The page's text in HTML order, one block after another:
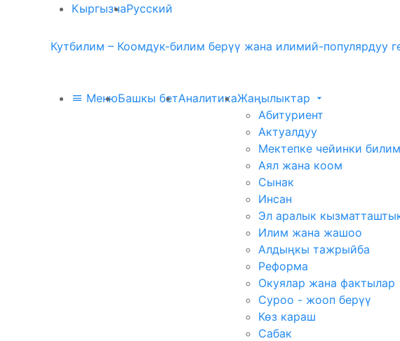
КыргызчаРусский
Кутбилим – Коомдук-билим берүү жана илимий-популярдуу
МенюБашкы бетАналитикаЖаңылыктар
Абитуриент
Актуалдуу
Мектепке чейинки
Аял жана коом
Сынак
Инсан
Эл аралык
Илим жана жашоо
Алдыңкы тажрыйба
Реформа
Окуялар жана фактылар
Суроо - жооп берүү
Көз караш
Сабак